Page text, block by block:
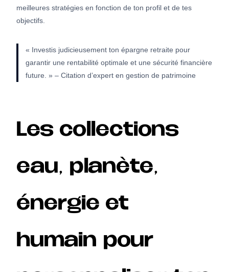
meilleures stratégies en fonction de ton profil et de tes
objectifs.
« Investis judicieusement ton épargne retraite pour
garantir une rentabilité optimale et une sécurité financière
future. » – Citation d’expert en gestion de patrimoine
Les collections
eau, planète,
énergie et
humain pour